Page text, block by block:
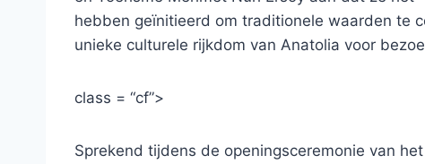
hebben geïnitieerd om traditionele waarden te
unieke culturele rijkdom van Anatolia voor
class = “cf”>
Sprekend tijdens de openingsceremonie van